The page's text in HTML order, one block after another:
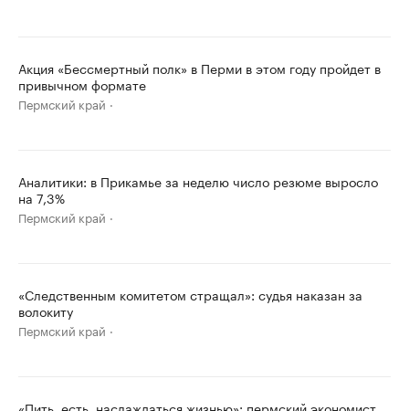
Акция «Бессмертный полк» в Перми в этом году пройдет в
привычном формате
Пермский край
Аналитики: в Прикамье за неделю число резюме выросло
на 7,3%
Пермский край
«Следственным комитетом стращал»: судья наказан за
волокиту
Пермский край